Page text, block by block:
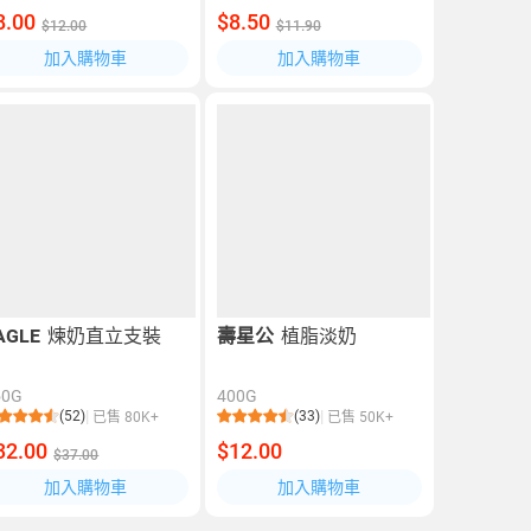
$12.00
加入購物車
$8.50 $11.90
加入購物車
煉奶直立支裝
(52) 已售 80K+
$37.00
加入購物車
壽星公 植脂淡奶
400G
(33) 已售 50K+
$12.00
加入購物車